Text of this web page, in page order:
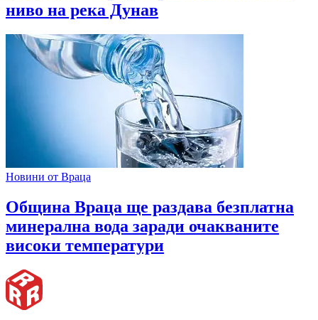
ниво на река Дунав
Новини от Враца
Община Враца ще раздава безплатна
минерална вода заради очакваните
високи температури